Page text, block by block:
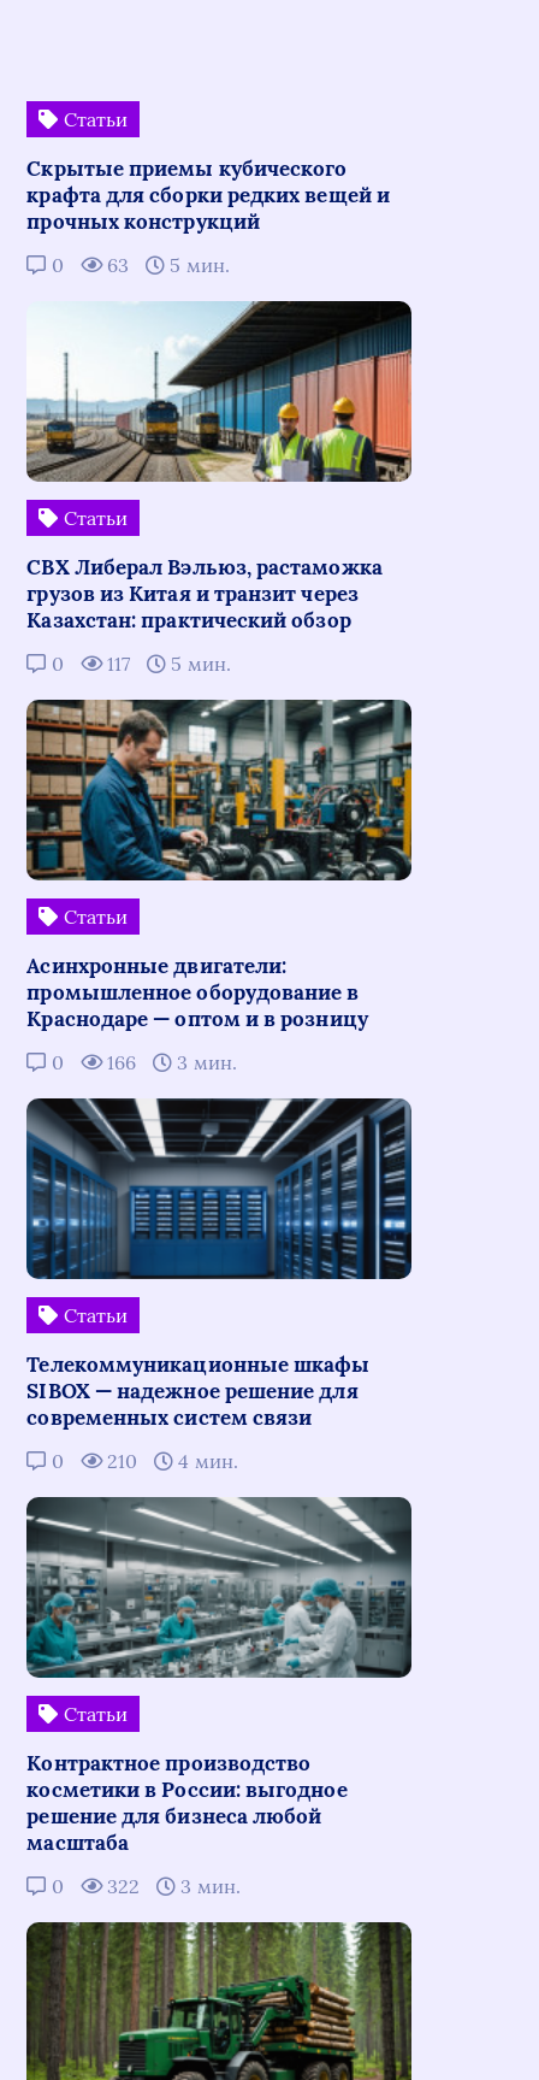
Статьи
Скрытые приемы кубического
крафта для сборки редких вещей и
прочных конструкций
0 63 5 мин.
Статьи
СВХ Либерал Вэльюз, растаможка
грузов из Китая и транзит через
Казахстан: практический обзор
0 117 5 мин.
Статьи
Асинхронные двигатели:
промышленное оборудование в
Краснодаре — оптом и в розницу
0 166 3 мин.
Статьи
Телекоммуникационные шкафы
SIBOX — надежное решение для
современных систем связи
0 210 4 мин.
Статьи
Контрактное производство
косметики в России: выгодное
решение для бизнеса любой
масштаба
0 322 3 мин.